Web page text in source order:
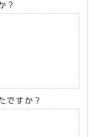
？
ですか？